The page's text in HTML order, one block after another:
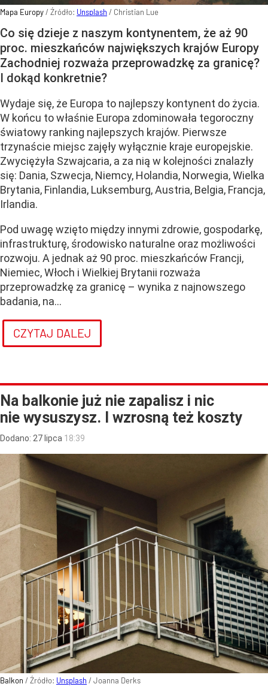
Mapa Europy/ Źródło: Unsplash / Christian Lue
Co się dzieje z naszym kontynentem, że aż 90
proc. mieszkańców największych krajów Europy
Zachodniej rozważa przeprowadzkę za granicę?
I dokąd konkretnie?
Wydaje się, że Europa to najlepszy kontynent do życia.
W końcu to właśnie Europa zdominowała tegoroczny
światowy ranking najlepszych krajów. Pierwsze
trzynaście miejsc zajęły wyłącznie kraje europejskie.
Zwyciężyła Szwajcaria, a za nią w kolejności znalazły
się: Dania, Szwecja, Niemcy, Holandia, Norwegia, Wielka
Brytania, Finlandia, Luksemburg, Austria, Belgia, Francja,
Irlandia.
Pod uwagę wzięto między innymi zdrowie, gospodarkę,
infrastrukturę, środowisko naturalne oraz możliwości
rozwoju. A jednak aż 90 proc. mieszkańców Francji,
Niemiec, Włoch i Wielkiej Brytanii rozważa
przeprowadzkę za granicę – wynika z najnowszego
badania, na...
CZYTAJ DALEJ
Na balkonie już nie zapalisz i nic
nie wysuszysz. I wzrosną też koszty
Dodano: 27 lipca 18:39
Balkon / Źródło: Unsplash / Joanna Derks